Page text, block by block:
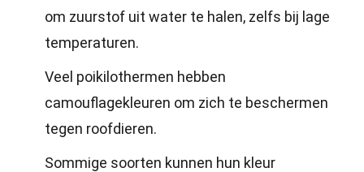
om zuurstof uit water te halen, zelfs bij lage
temperaturen.
Veel poikilothermen hebben
camouflagekleuren om zich te beschermen
tegen roofdieren.
Sommige soorten kunnen hun kleur